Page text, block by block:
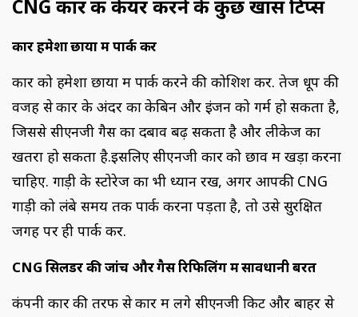
CNG कार की केयर करने के कुछ खास टिप्स
कार हमेशा छाया में पार्क करें
कार को हमेशा छाया में पार्क करने की कोशिश करें. तेज धूप की
वजह से कार के अंदर का केबिन और इंजन को गर्म हो सकता है,
जिससे सीएनजी गैस का दबाव बढ़ सकता है और लीकेज का
खतरा हो सकता है.इसलिए सीएनजी कार को छाव में खड़ा करना
चाहिए. गाड़ी के स्टोरेज का भी ध्यान रखें, अगर आपकी CNG
गाड़ी को लंबे समय तक पार्क करना पड़ता है, तो उसे सुरक्षित
जगह पर ही पार्क करें.
CNG सिलेंडर की जांच और गैस रिफिलिंग में सावधानी बरतें
कंपनी कार की तरफ से कार में लगे सीएनजी किट और बाहर से